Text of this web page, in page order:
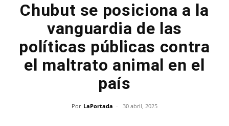
Chubut se posiciona a la
vanguardia de las
políticas públicas contra
el maltrato animal en el
país
Por LaPortada - 30 abril, 2025